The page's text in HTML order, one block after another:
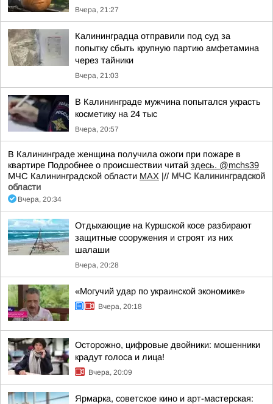
Вчера, 21:27
Калининградца отправили под суд за
попытку сбыть крупную партию амфетамина
через тайники
Вчера, 21:03
В Калининграде мужчина попытался украсть
косметику на 24 тыс
Вчера, 20:57
В Калининграде женщина получила ожоги при пожаре в
квартире Подробнее о происшествии читай здесь. @mchs39
МЧС Калининградской области MAX |// МЧС Калининградской
области
Вчера, 20:34
Отдыхающие на Куршской косе разбирают
защитные сооружения и строят из них
шалаши
Вчера, 20:28
«Могучий удар по украинской экономике»
Вчера, 20:18
Осторожно, цифровые двойники: мошенники
крадут голоса и лица!
Вчера, 20:09
Ярмарка, советское кино и арт-мастерская: